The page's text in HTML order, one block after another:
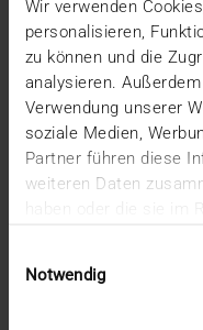
Wir verwenden
personalisieren,
zu können und die
analysieren.
Verwendung unserer
soziale Medien,
Partner führen diese
weiteren Daten
Notwendig
MEHR ERFAHREN